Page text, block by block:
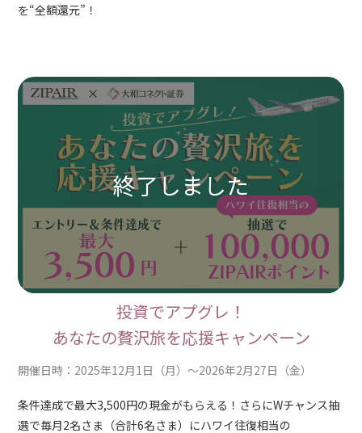
を“全額還元”！
投資でアプグレ！
あなたの贅沢旅を応援キャンペーン
開催日時：2025年12月1日（月）～2026年2月27日（金）
条件達成で最大3,500円の現金がもらえる！さらにWチャンス抽
選で毎月2名さま（合計6名さま）にハワイ往復相当の